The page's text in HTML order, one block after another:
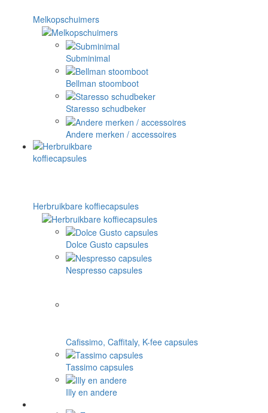
Melkopschuimers
Subminimal
Bellman stoomboot
Staresso schudbeker
Andere merken / accessoires
Herbruikbare koffiecapsules
Dolce Gusto capsules
Nespresso capsules
Cafissimo, Caffitaly, K-fee capsules
Tassimo capsules
Illy en andere